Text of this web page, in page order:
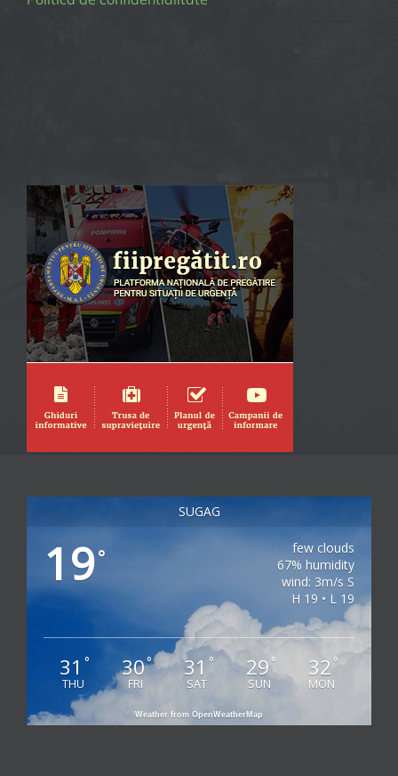
SUGAG
19°
few clouds
67% humidity
wind: 3m/s S
H 19 • L 19
31 °
THU
30°
FRI
31°
SAT
29 °
SUN
32 °
MON
Weather from OpenWeatherMap